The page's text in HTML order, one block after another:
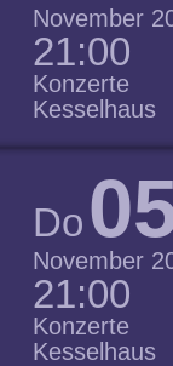
November
21:00
Konzerte
Kesselhaus
Do
November
21:00
Konzerte
Kesselhaus